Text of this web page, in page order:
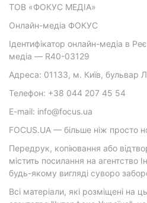
ТОВ «ФОКУС МЕДІА»
Онлайн-медіа ФОКУС
Ідентифікатор онлайн-медіа в
медіа — R40-03129
Адреса: 01133, м. Київ, бульвар
Телефон: +38 044 207 45 54
E-mail: info@focus.ua
FOCUS.UA — більше ніж просто
Передрук, копіювання або
містить посилання на агентство
будь-якому вигляді суворо
Всі матеріали, які розміщені на